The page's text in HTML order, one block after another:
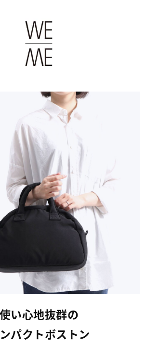
使い心地抜群の
パクトボストン